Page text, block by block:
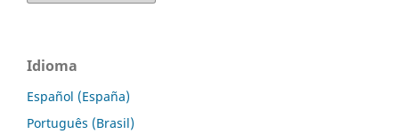
Idioma
Español (España)
Português (Brasil)